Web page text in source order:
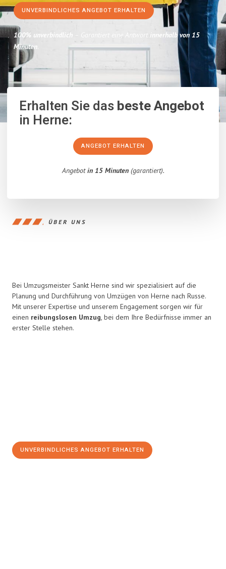
UNVERBINDLICHES ANGEBOT ERHALTEN
100% unverbindlich – Garantiert eine Antwort innerhalb von 15
Minuten.
Erhalten Sie dasbeste Angebot
in Herne:
ANGEBOT ERHALTEN
Angebotin 15 Minuten(garantiert).
ÜBER UNS
Bei Umzugsmeister Sankt Herne sind wir spezialisiert auf die
Planung und Durchführung von Umzügen von Herne nach Russe.
Mit unserer Expertise und unserem Engagement sorgen wir für
einen reibungslosen Umzug, bei dem Ihre Bedürfnisse immer an
erster Stelle stehen.
UNVERBINDLICHES ANGEBOT ERHALTEN